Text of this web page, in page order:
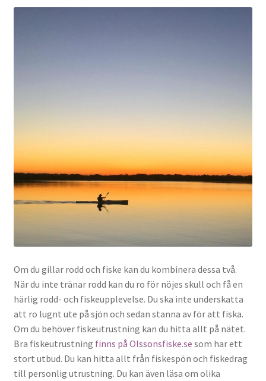
Om du gillar rodd och fiske kan du kombinera dessa två.
När du inte tränar rodd kan du ro för nöjes skull och få en
härlig rodd- och fiskeupplevelse. Du ska inte underskatta
att ro lugnt ute på sjön och sedan stanna av för att fiska.
Om du behöver fiskeutrustning kan du hitta allt på nätet.
Bra fiskeutrustning finns på Olssonsfiske.se som har ett
stort utbud. Du kan hitta allt från fiskespön och fiskedrag
till personlig utrustning. Du kan även läsa om olika